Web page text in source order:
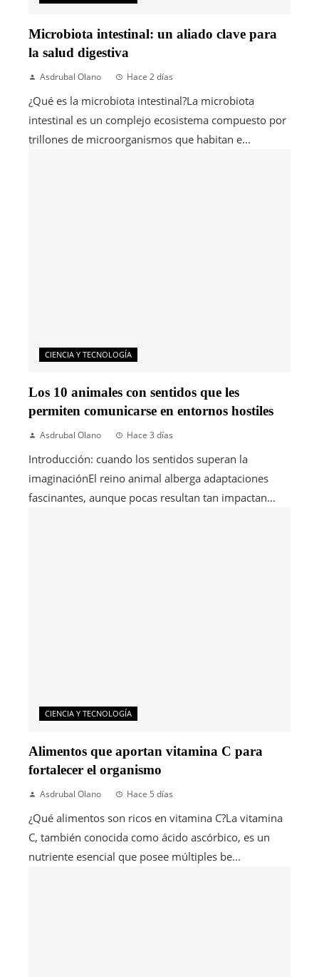
Microbiota intestinal: un aliado clave para
la salud digestiva
Asdrubal Olano Hace 2 días
¿Qué es la microbiota intestinal?La microbiota
intestinal es un complejo ecosistema compuesto por
trillones de microorganismos que habitan e...
CIENCIA Y TECNOLOGÍA
Los 10 animales con sentidos que les
permiten comunicarse en entornos hostiles
Asdrubal Olano Hace 3 días
Introducción: cuando los sentidos superan la
imaginaciónEl reino animal alberga adaptaciones
fascinantes, aunque pocas resultan tan impactan...
CIENCIA Y TECNOLOGÍA
Alimentos que aportan vitamina C para
fortalecer el organismo
Asdrubal Olano Hace 5 días
¿Qué alimentos son ricos en vitamina C?La vitamina
C, también conocida como ácido ascórbico, es un
nutriente esencial que posee múltiples be...